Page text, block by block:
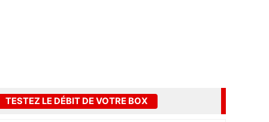
TESTEZ LE DÉBIT DE VOTRE BOX